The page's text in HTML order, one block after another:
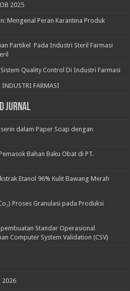
2025
Mengenal Peran Karantina Produk
Partikel Pada Industri Steril Farmasi
Quality Control Di Industri Farmasi
FARMASI
Jurnal
dalam Paper Soap dengan
Bahan Baku Obat di PT.
Etanol 96% Kulit Bawang Merah
Proses Granulasi pada Produksi
Standar Operasional
Computer System Validation (CSV)
2026